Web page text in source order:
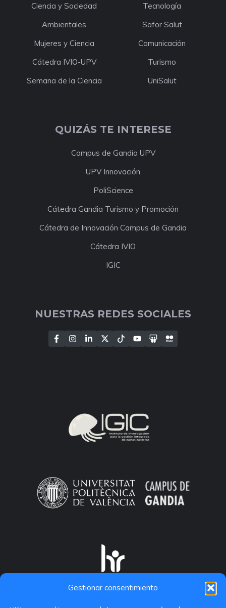
Gestionar consentimiento
Ciencia y Sociedad
Tecnología
Ambientales
Safor Salut
Mujeres y Ciencia
Comunicación
Cátedra IVIO-UPV
Turismo
Semana de la Ciencia
UniSalut
QUIZÁS TE INTERESE
Campus de Gandia UPV
UPV Innovación
PoliScience
Cátedra Gandia Turismo y Promoción
Cátedra de Innovación Campus de Gandia
Cátedra IVIO
IGIC
NUESTRAS REDES SOCIALES